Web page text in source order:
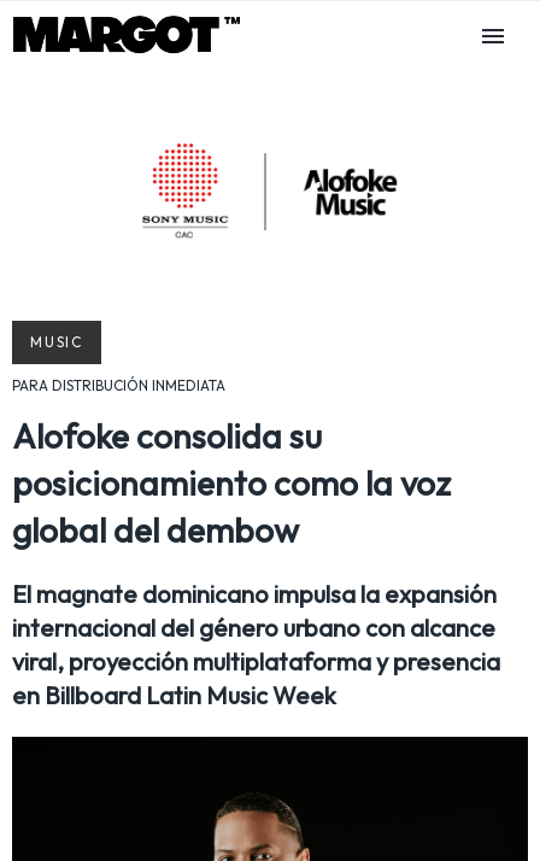
MUSIC
PARA DISTRIBUCIÓN INMEDIATA
Alofoke consolida su
posicionamiento como la voz
global del dembow
El magnate dominicano impulsa la expansión
internacional del género urbano con alcance
viral, proyección multiplataforma y presencia
en Billboard Latin Music Week